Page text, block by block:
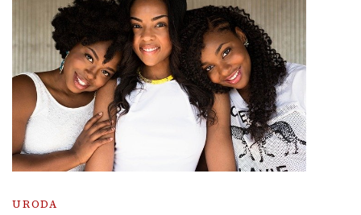
URODA